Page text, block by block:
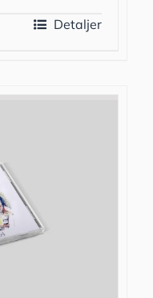
Detaljer